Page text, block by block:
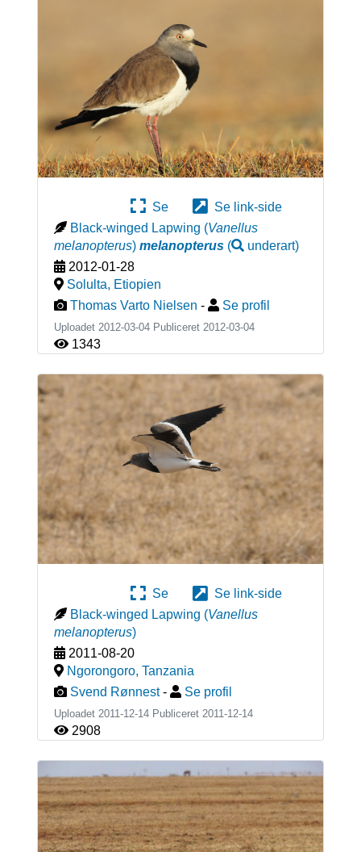
Se
Se link-side
Black-winged Lapwing (Vanellus
melanopterus) melanopterus( underart)
2012-01-28
Solulta, Etiopien
Thomas Varto Nielsen - Se profil
Uploadet 2012-03-04 Publiceret 2012-03-04
1343
Se
Se link-side
Black-winged Lapwing (Vanellus
melanopterus)
2011-08-20
Ngorongoro, Tanzania
Svend Rønnest - Se profil
Uploadet 2011-12-14 Publiceret 2011-12-14
2908